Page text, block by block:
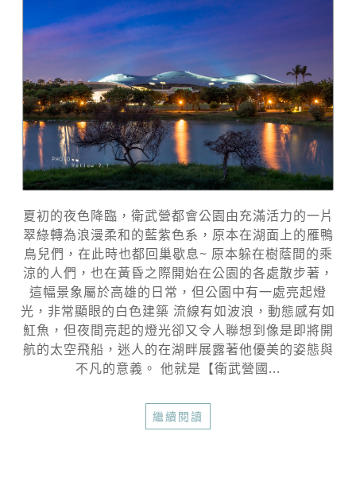
夏初的夜色降臨，衛武營都會公園由充滿活力的一片
翠綠轉為浪漫柔和的藍紫色系，原本在湖面上的雁鴨
鳥兒們，在此時也都回巢歇息~ 原本躲在樹蔭間的乘
涼的人們，也在黃昏之際開始在公園的各處散步著，
這幅景象屬於高雄的日常，但公園中有一處亮起燈
光，非常顯眼的白色建築 流線有如波浪，動態感有如
魟魚，但夜間亮起的燈光卻又令人聯想到像是即將開
航的太空飛船，迷人的在湖畔展露著他優美的姿態與
不凡的意義。 他就是【衛武營國...
繼續閱讀